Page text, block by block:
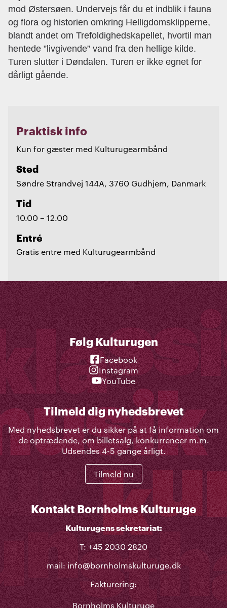
mod Østersøen. Undervejs får du et indblik i fauna
og flora og historien omkring Helligdomsklipperne,
blandt andet om Trefoldighedskapellet, hvortil man
hentede ”livgivende” vand fra den hellige kilde.
Turen slutter i Døndalen. Turen er ikke egnet for
dårligt gående.
Praktisk info
Kun for gæster med Kulturugearmbånd
Sted
Søndre Strandvej 144A, 3760 Gudhjem, Danmark
Tid
10.00 – 12.00
Entré
Gratis entre med Kulturugearmbånd
Følg Kulturugen
Facebook
Instagram
YouTube
Tilmeld dig nyhedsbrevet
Med nyhedsbrevet er du sikker på at få information om
de optrædende, om billetsalg, konkurrencer m.m.
Udsendes 4-5 gange årligt.
Tilmeld nu
Kontakt Bornholms Kulturuge
Kulturugens sekretariat:
T: +45 2030 2820
mail:info@bornholmskulturuge.dk
Fakturering:
Bornholms Kulturuge